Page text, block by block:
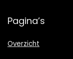
Pagina’s
Overzicht